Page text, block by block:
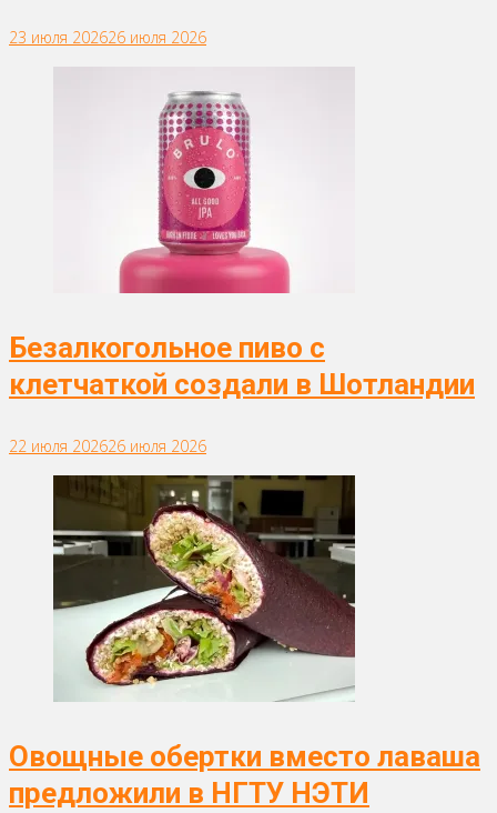
23 июля 202626 июля 2026
Безалкогольное пиво с
клетчаткой создали в Шотландии
22 июля 202626 июля 2026
Овощные обертки вместо лаваша
предложили в НГТУ НЭТИ